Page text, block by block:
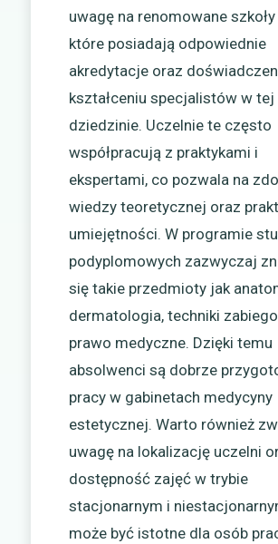
uwagę na renomowane
które posiadają odpowiednie
akredytacje oraz
kształceniu specjalistów w tej
dziedzinie. Uczelnie te często
współpracują z praktykami i
ekspertami, co pozwala na
wiedzy teoretycznej oraz
umiejętności. W programie
podyplomowych zazwyczaj
się takie przedmioty jak
dermatologia, techniki
prawo medyczne. Dzięki temu
absolwenci są dobrze
pracy w gabinetach medycyny
estetycznej. Warto również
uwagę na lokalizację uczelni
dostępność zajęć w trybie
stacjonarnym i
może być istotne dla osób